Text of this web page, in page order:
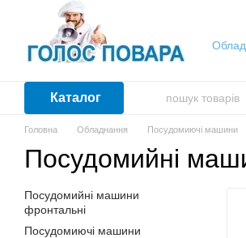
Перейти до основного контенту
Каталог
Головна Обладнання Посудомиючі машини
Посудомийні
Посудомийні машини
фронтальні
Посудомиючі машини